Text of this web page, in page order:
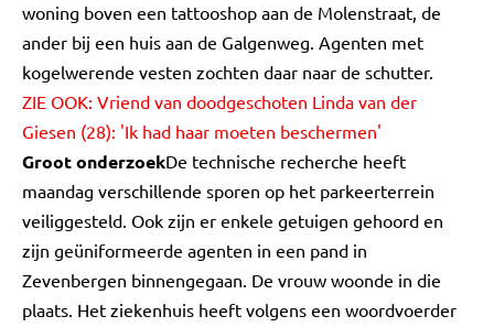
woning boven een tattooshop aan de Molenstraat, de
ander bij een huis aan de Galgenweg. Agenten met
kogelwerende vesten zochten daar naar de schutter.
ZIE OOK: Vriend van doodgeschoten Linda van der
Giesen (28): 'Ik had haar moeten beschermen'
Groot onderzoekDe technische recherche heeft
maandag verschillende sporen op het parkeerterrein
veiliggesteld. Ook zijn er enkele getuigen gehoord en
zijn geüniformeerde agenten in een pand in
Zevenbergen binnengegaan. De vrouw woonde in die
plaats. Het ziekenhuis heeft volgens een woordvoerder